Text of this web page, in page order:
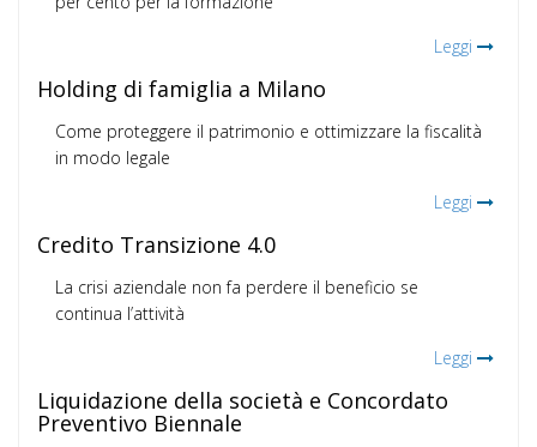
Leggi
Holding di famiglia a Milano
Come proteggere il patrimonio e ottimizzare la fiscalità
in modo legale
Leggi
Credito Transizione 4.0
La crisi aziendale non fa perdere il beneficio se
continua l’attività
Leggi
Liquidazione della società e Concordato
Preventivo Biennale